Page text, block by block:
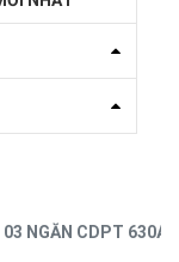
NGĂN CDPT 630A